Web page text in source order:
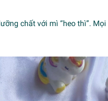
chất với mì “heo thì”.